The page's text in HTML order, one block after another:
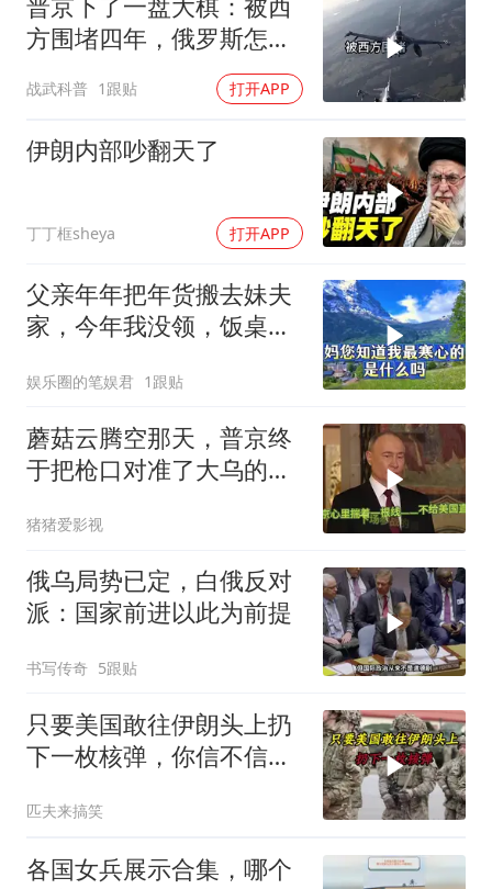
方围堵四年，俄罗斯怎么
反倒打出了国运翻盘？
战武科普 1跟贴 打开APP
伊朗内部吵翻天了
丁丁框sheya 打开APP
父亲年年把年货搬去妹夫
家，今年我没领，饭桌上
娱乐圈的笔娱君 1跟贴
蘑菇云腾空那天，普京终
于把枪口对准了大乌的军
猪猪爱影视
俄乌局势已定，白俄反对
派：国家前进以此为前提
书写传奇 5跟贴
只要美国敢往伊朗头上扔
下一枚核弹，你信不信，
1
匹夫来搞笑
各国女兵展示合集，哪个